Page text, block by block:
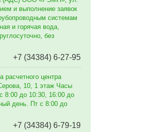
и выполнение заявок
системам
и горячая вода,
без
+7 (34384) 6-27-95
расчетного центра
10, 1 этаж Часы
8:00 до 10:30, 16:00 до
день. Пт с 8:00 до
+7 (34384) 6-79-19